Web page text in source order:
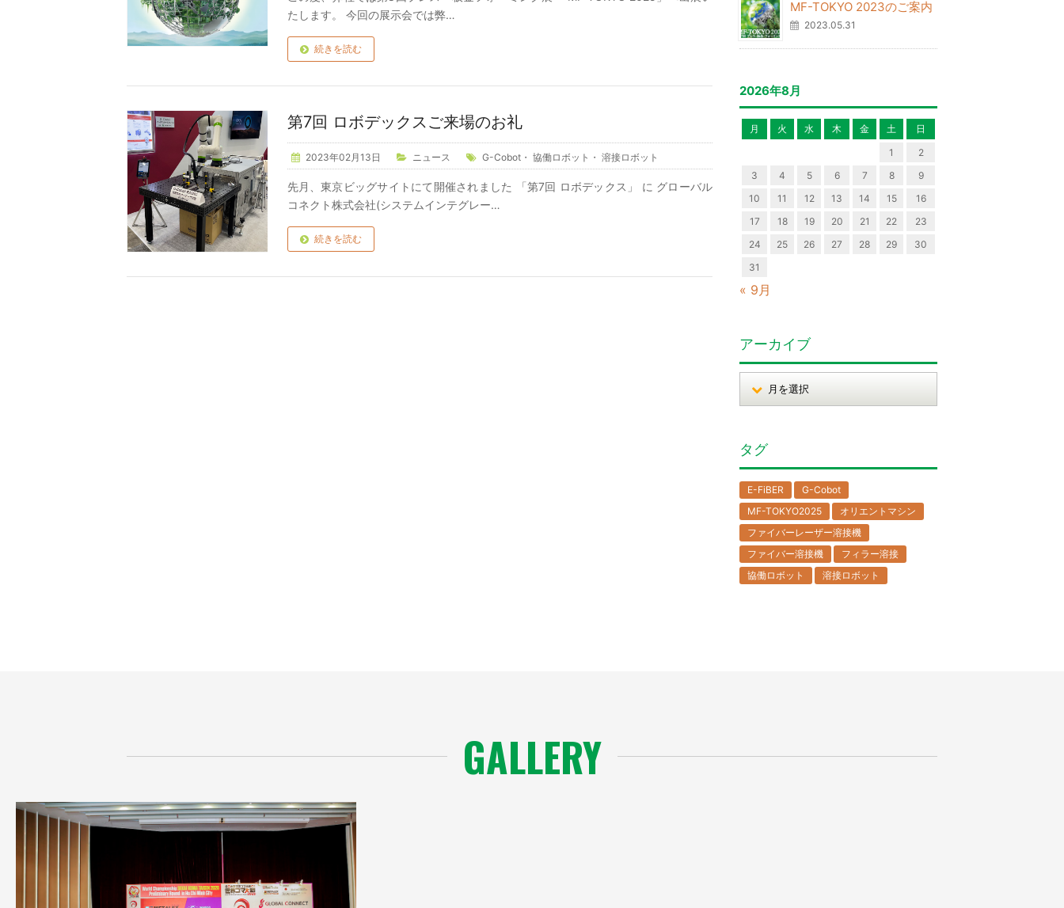
たします。 今回の展示会では弊…
続きを読む
第7回 ロボデックスご来場のお礼
2023年02月13日 ニュース G-Cobot・ 協働ロボット ・ 溶接ロボット
先月、東京ビッグサイトにて開催されました 「第7回 ロボデックス」 に グローバル
コネクト株式会社(システムインテグレー…
続きを読む
MF-TOKYO 2023のご案内
2023.05.31
2026年8月
月 火 水 木 金 土
日
1
2
3
4 5 6 7 8
9
10
11 12 13 14 15
16
17
18 19 20 21 22
23
24
25 26 27 28 29
30
31
« 9月
アーカイブ
タグ
E-FiBER
G-Cobot
MF-TOKYO2025
オリエントマシン
ファイバーレーザー溶接機
ファイバー溶接機
フィラー溶接
協働ロボット
溶接ロボット
GALLERY